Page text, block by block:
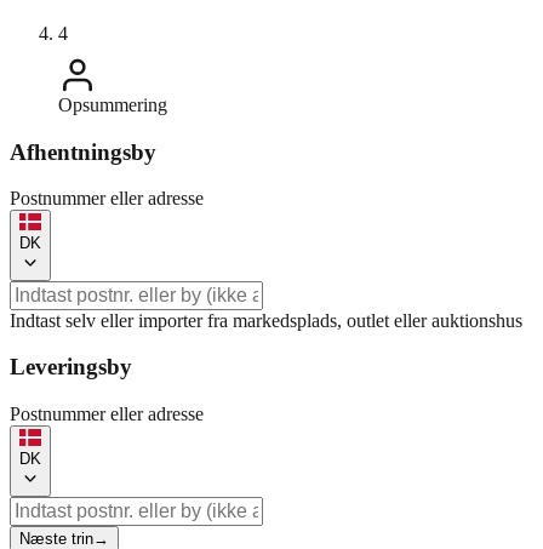
4
Opsummering
Afhentningsby
Postnummer eller adresse
DK
Indtast selv eller importer fra markedsplads, outlet eller auktionshus
Leveringsby
Postnummer eller adresse
DK
Næste trin→